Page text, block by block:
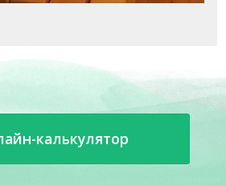
калькулятор